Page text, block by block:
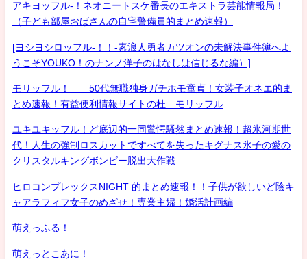
アキヨッフル-！ネオニートスケ番長のエキストラ芸能情報局！
（子ども部屋おばさんの自宅警備員的まとめ速報）
[ヨシヨシロッフル-！！-素浪人勇者カツオンの未解決事件簿へよ
うこそYOUKO！のナンノ洋子のはなしは信じるな編）]
モリッフル！ 50代無職独身ガチホモ童貞！女装子オネエ的ま
とめ速報！有益便利情報サイトの杜 モリッフル
ユキユキッフル！ど底辺的一同驚愕騒然まとめ速報！超氷河期世
代！人生の強制ロスカットですべてを失ったキグナス氷子の愛の
クリスタルキングボンビー脱出大作戦
ヒロコンプレックスNIGHT 的まとめ速報！！子供が欲しいど陰キ
ャアラフィフ女子のめざせ！専業主婦！婚活計画編
萌えっふる！
萌えっとこあに！